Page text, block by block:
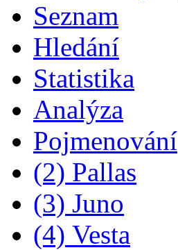
Seznam
Hledání
Statistika
Analýza
Pojmenování
(2) Pallas
(3) Juno
(4) Vesta